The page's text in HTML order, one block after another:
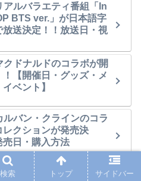
アルバラエティ番組「In
BTS ver.」が日本語字
放送決定！！放送日・視
クドナルドのコラボが開
！【開催日・グッズ・メ
ベント】
ルバン・クラインのコラ
レクションが発売決
売日・購入方法
検索 トップ サイドバー